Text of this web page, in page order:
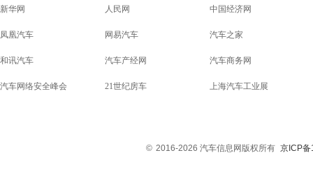
新华网 人民网 中国经济网
凤凰汽车 网易汽车 汽车之家
和讯汽车 汽车产经网 汽车商务网
汽车网络安全峰会 21世纪房车 上海汽车工业展
© 2016-2026 汽车信息网版权所有 京ICP